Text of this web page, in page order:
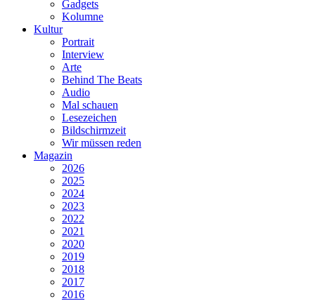
Gadgets
Kolumne
Kultur
Portrait
Interview
Arte
Behind The Beats
Audio
Mal schauen
Lesezeichen
Bildschirmzeit
Wir müssen reden
Magazin
2026
2025
2024
2023
2022
2021
2020
2019
2018
2017
2016